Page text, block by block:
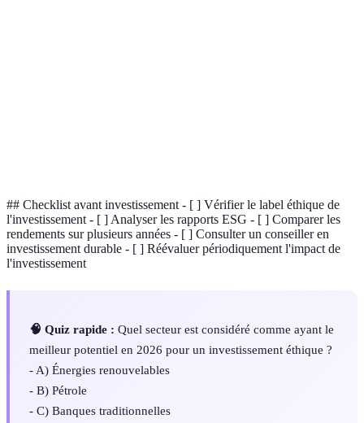
## Checklist avant investissement - [ ] Vérifier le label éthique de
l'investissement - [ ] Analyser les rapports ESG - [ ] Comparer les
rendements sur plusieurs années - [ ] Consulter un conseiller en
investissement durable - [ ] Réévaluer périodiquement l'impact de
l'investissement
🧠 Quiz rapide : Quel secteur est considéré comme ayant le
meilleur potentiel en 2026 pour un investissement éthique ?
- A) Énergies renouvelables
- B) Pétrole
- C) Banques traditionnelles